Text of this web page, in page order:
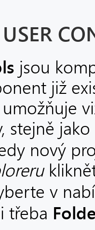
jsou
již
stejně
nový
v
třeba